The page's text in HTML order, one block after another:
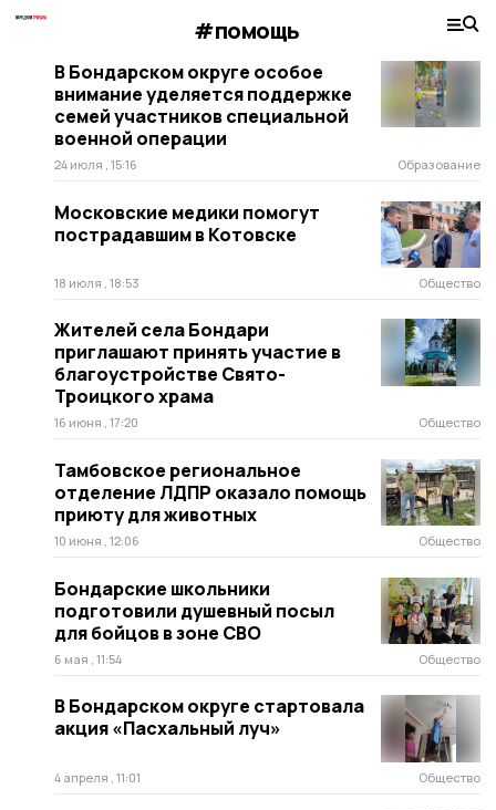
#помощь
В Бондарском округе особое
внимание уделяется поддержке
семей участников специальной
военной операции
24 июля , 15:16 Образование
Московские медики помогут
пострадавшим в Котовске
18 июля , 18:53 Общество
Жителей села Бондари
приглашают принять участие в
благоустройстве Свято-
Троицкого храма
16 июня , 17:20 Общество
Тамбовское региональное
отделение ЛДПР оказало помощь
приюту для животных
10 июня , 12:06 Общество
Бондарские школьники
подготовили душевный посыл
для бойцов в зоне СВО
6 мая , 11:54 Общество
В Бондарском округе стартовала
акция «Пасхальный луч»
4 апреля , 11:01 Общество